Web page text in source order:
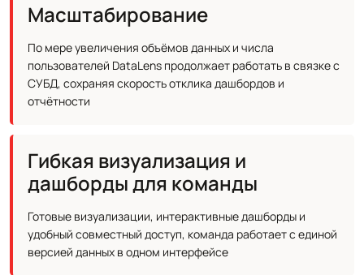
Масштабирование
По мере увеличения объёмов данных и числа
пользователей DataLens продолжает работать в связке с
СУБД, сохраняя скорость отклика дашбордов и
отчётности
Гибкая визуализация и
дашборды для команды
Готовые визуализации, интерактивные дашборды и
удобный совместный доступ, команда работает с единой
версией данных в одном интерфейсе